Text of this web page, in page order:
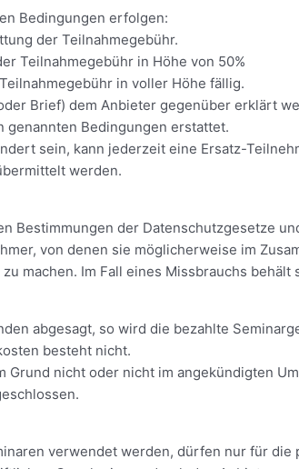
Bedingungen erfolgen:
der Teilnahmegebühr.
Teilnahmegebühr in Höhe von 50%
in voller Höhe fällig.
Brief) dem Anbieter gegenüber erklärt
genannten Bedingungen erstattet.
sein, kann jederzeit eine Ersatz-
werden.
Bestimmungen der Datenschutzgesetze
von denen sie möglicherweise im
machen. Im Fall eines Missbrauchs
abgesagt, so wird die bezahlte
besteht nicht.
nicht oder nicht im angekündigten
verwendet werden, dürfen nur für